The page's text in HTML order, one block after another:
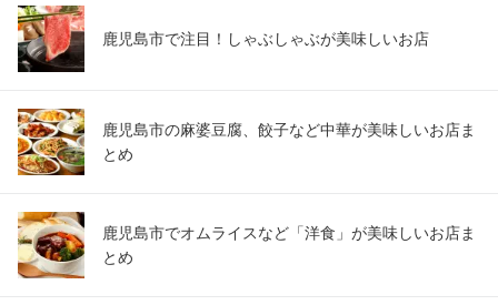
鹿児島市で注目！しゃぶしゃぶが美味しいお店
鹿児島市の麻婆豆腐、餃子など中華が美味しいお店ま
とめ
鹿児島市でオムライスなど「洋食」が美味しいお店ま
とめ